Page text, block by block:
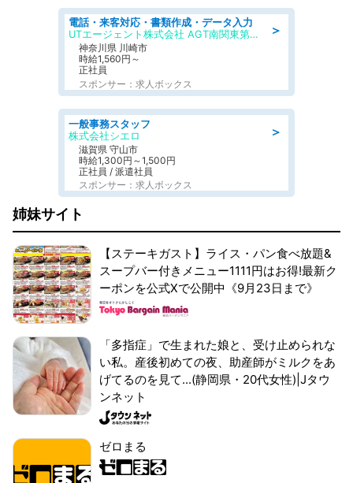
＞
電話・来客対応・書類作成・データ入力
UTエージェント株式会社 AGT南関東第一CU AGT横浜エリア 川崎第68CL
神奈川県 川崎市
時給1,560円～
正社員
スポンサー：求人ボックス
＞
一般事務スタッフ
株式会社シエロ
滋賀県 守山市
時給1,300円～1,500円
正社員 / 派遣社員
スポンサー：求人ボックス
姉妹サイト
【ステーキガスト】ライス・パン食べ放題&
スープバー付きメニュー1111円はお得!最新ク
ーポンを公式Xで公開中《9月23日まで》
「多指症」で生まれた娘と、受け止められな
い私。産後初めての夜、助産師がミルクをあ
げてるのを見て...(静岡県・20代女性)|Jタウ
ンネット
ゼロまる